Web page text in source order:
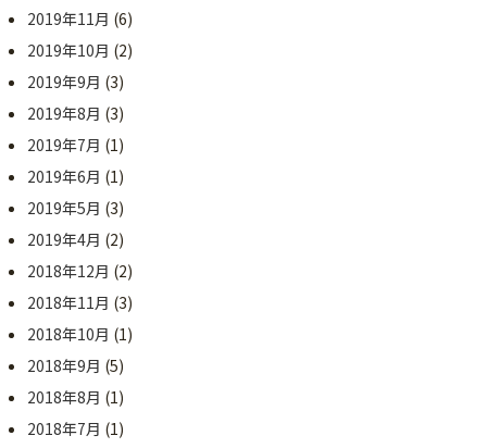
2019年11月 (6)
2019年10月 (2)
2019年9月 (3)
2019年8月 (3)
2019年7月 (1)
2019年6月 (1)
2019年5月 (3)
2019年4月 (2)
2018年12月 (2)
2018年11月 (3)
2018年10月 (1)
2018年9月 (5)
2018年8月 (1)
2018年7月 (1)